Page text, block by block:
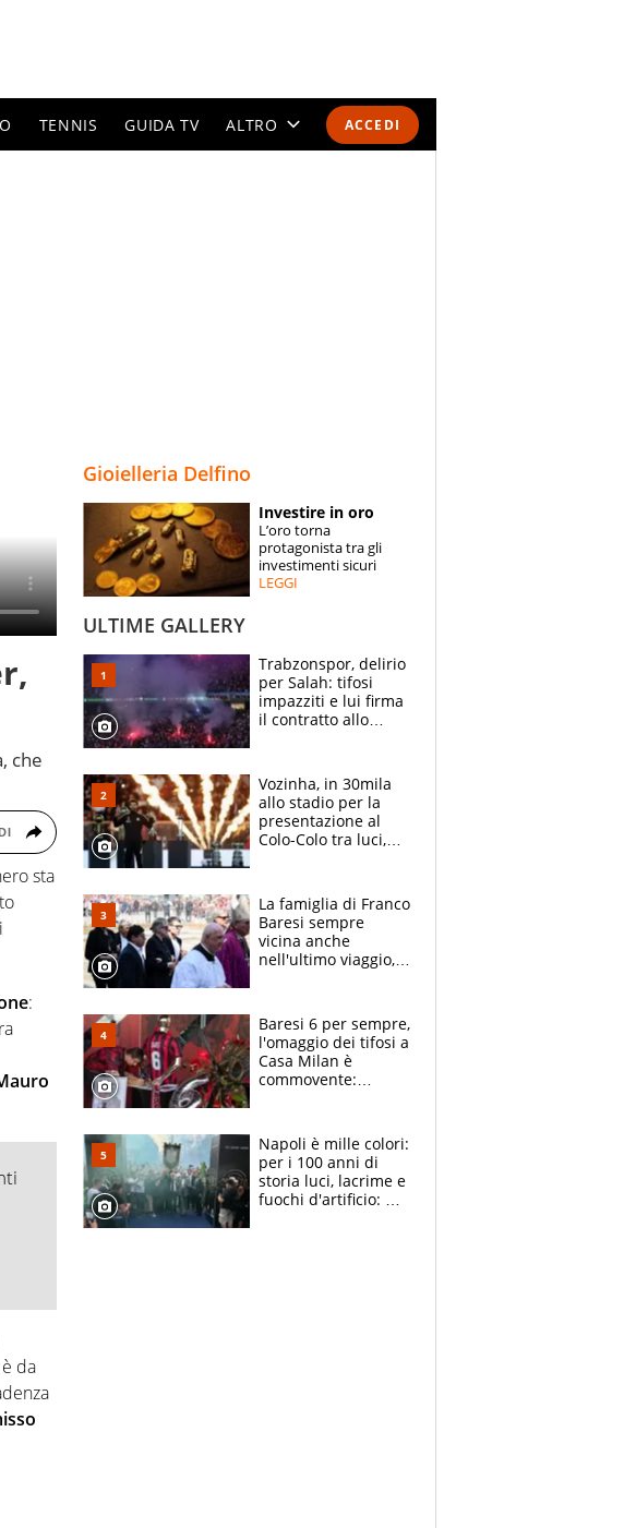
ACCEDI
TENNIS GUIDA TV ALTRO
SPECIALI
ESPERTI
che
sta
:
è da
Gioielleria Delfino
Investire in oro
L’oro torna
protagonista tra gli
investimenti sicuri
LEGGI
ULTIME GALLERY
Trabzonspor, delirio
per Salah: tifosi
impazziti e lui firma
il contratto allo
Vozinha, in 30mila
allo stadio per la
presentazione al
Colo-Colo tra luci,
La famiglia di Franco
Baresi sempre
vicina anche
nell'ultimo viaggio,
circondati
dall'affetto dei tifosi
Baresi 6 per sempre,
l'omaggio dei tifosi a
Casa Milan è
commovente:
bigliettini
Napoli è mille colori:
per i 100 anni di
storia luci, lacrime e
fuochi d'artificio: De